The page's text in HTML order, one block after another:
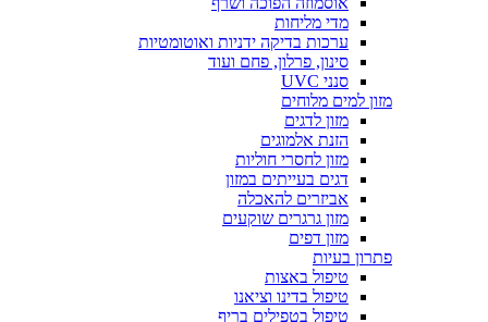
מדי מליחות
ערכות בדיקה ידניות ואוטומטיות
סינון, פרלון, פחם ועוד
סנני UVC
מזון למים מלוחים
מזון לדגים
הזנת אלמוגים
מזון לחסרי חוליות
דגים בעייתים במזון
אביזרים להאכלה
מזון גרגרים שוקעים
מזון דפים
פתרון בעיות
טיפול באצות
טיפול בדינו וציאנו
טיפול בטפילים בריף